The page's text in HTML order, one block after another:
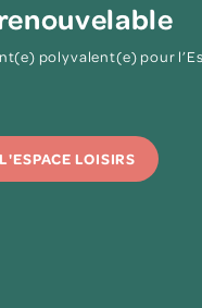
polyvalent(e) pour
LOISIRS